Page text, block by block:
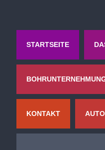
STARTSEITE
KONTAKT